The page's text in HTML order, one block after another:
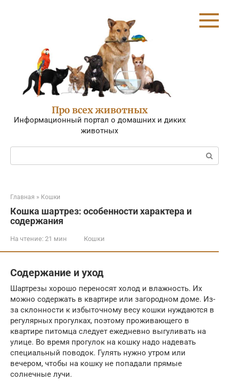
Про всех животных
Информационный портал о домашних и диких
животных
Поиск:
Главная » Кошки
Кошка шартрез: особенности характера и
содержания
На чтение: 21 мин Кошки
Содержание и уход
Шартрезы хорошо переносят холод и влажность. Их
можно содержать в квартире или загородном доме. Из-
за склонности к избыточному весу кошки нуждаются в
регулярных прогулках, поэтому проживающего в
квартире питомца следует ежедневно выгуливать на
улице. Во время прогулок на кошку надо надевать
специальный поводок. Гулять нужно утром или
вечером, чтобы на кошку не попадали прямые
солнечные лучи.